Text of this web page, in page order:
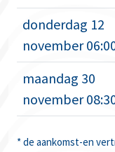
donderdag 12
november
maandag 30
november
* de aankomst-en